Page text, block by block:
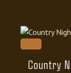
Country